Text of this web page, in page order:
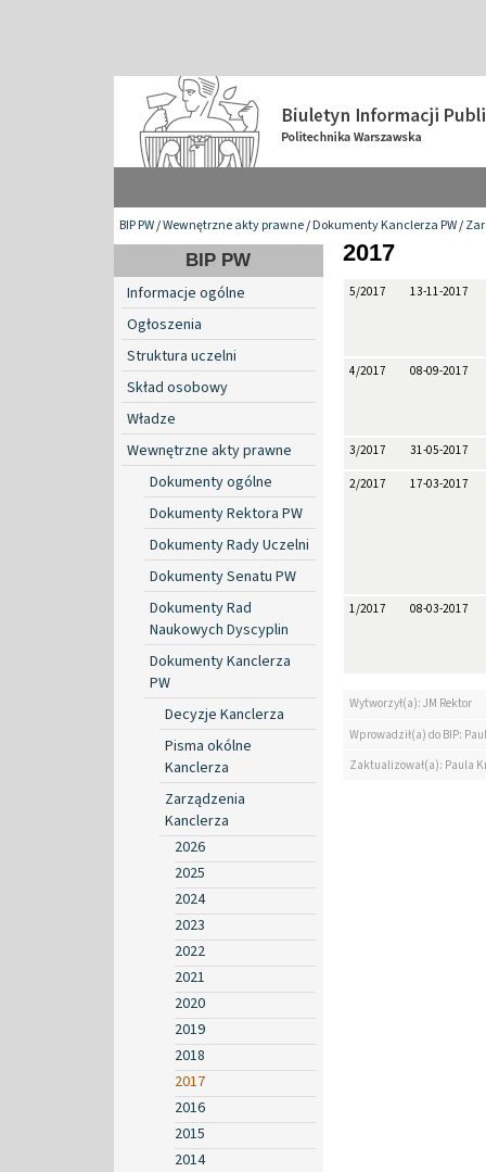
BIP PW/Wewnętrzne akty prawne/Dokumenty Kanclerza PW/
BIP PW
Informacje ogólne
Ogłoszenia
Struktura uczelni
Skład osobowy
Władze
Wewnętrzne akty prawne
Dokumenty ogólne
Dokumenty Rektora PW
Dokumenty Rady Uczelni
Dokumenty Senatu PW
Dokumenty Rad
Naukowych Dyscyplin
Dokumenty Kanclerza
PW
Decyzje Kanclerza
Pisma okólne
Kanclerza
Zarządzenia
Kanclerza
2026
2025
2024
2023
2022
2021
2020
2019
2018
2017
2016
2015
2014
2017
5/2017 13-11-2017
4/2017 08-09-2017
3/2017 31-05-2017
2/2017 17-03-2017
1/2017 08-03-2017
Wytworzył(a): JM Rektor
Wprowadził(a) do BIP:
Zaktualizował(a): Paula